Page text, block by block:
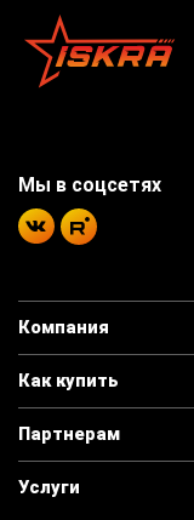
Компания
Как купить
Партнерам
Услуги
Мы в соцсетях